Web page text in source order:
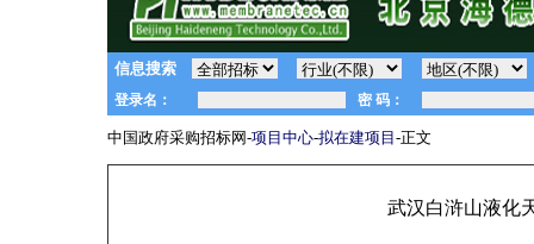
信息搜索
中国政府采购招标网-项目中心-拟在建项目 -正文
武汉白浒山液化